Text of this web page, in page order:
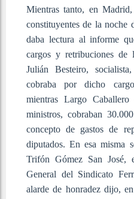
Mientras tanto, en
constituyentes de la noche
daba lectura al informe
cargos y retribuciones de
Julián Besteiro,
cobraba por dicho
mientras Largo
ministros, cobraban
concepto de gastos de
diputados. En esa misma
Trifón Gómez San José,
General del Sindicato
alarde de honradez dijo,